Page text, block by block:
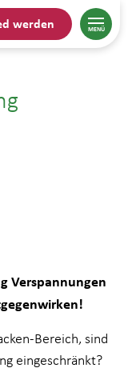
werden
Verspannungen
Bereich, sind
eingeschränkt?